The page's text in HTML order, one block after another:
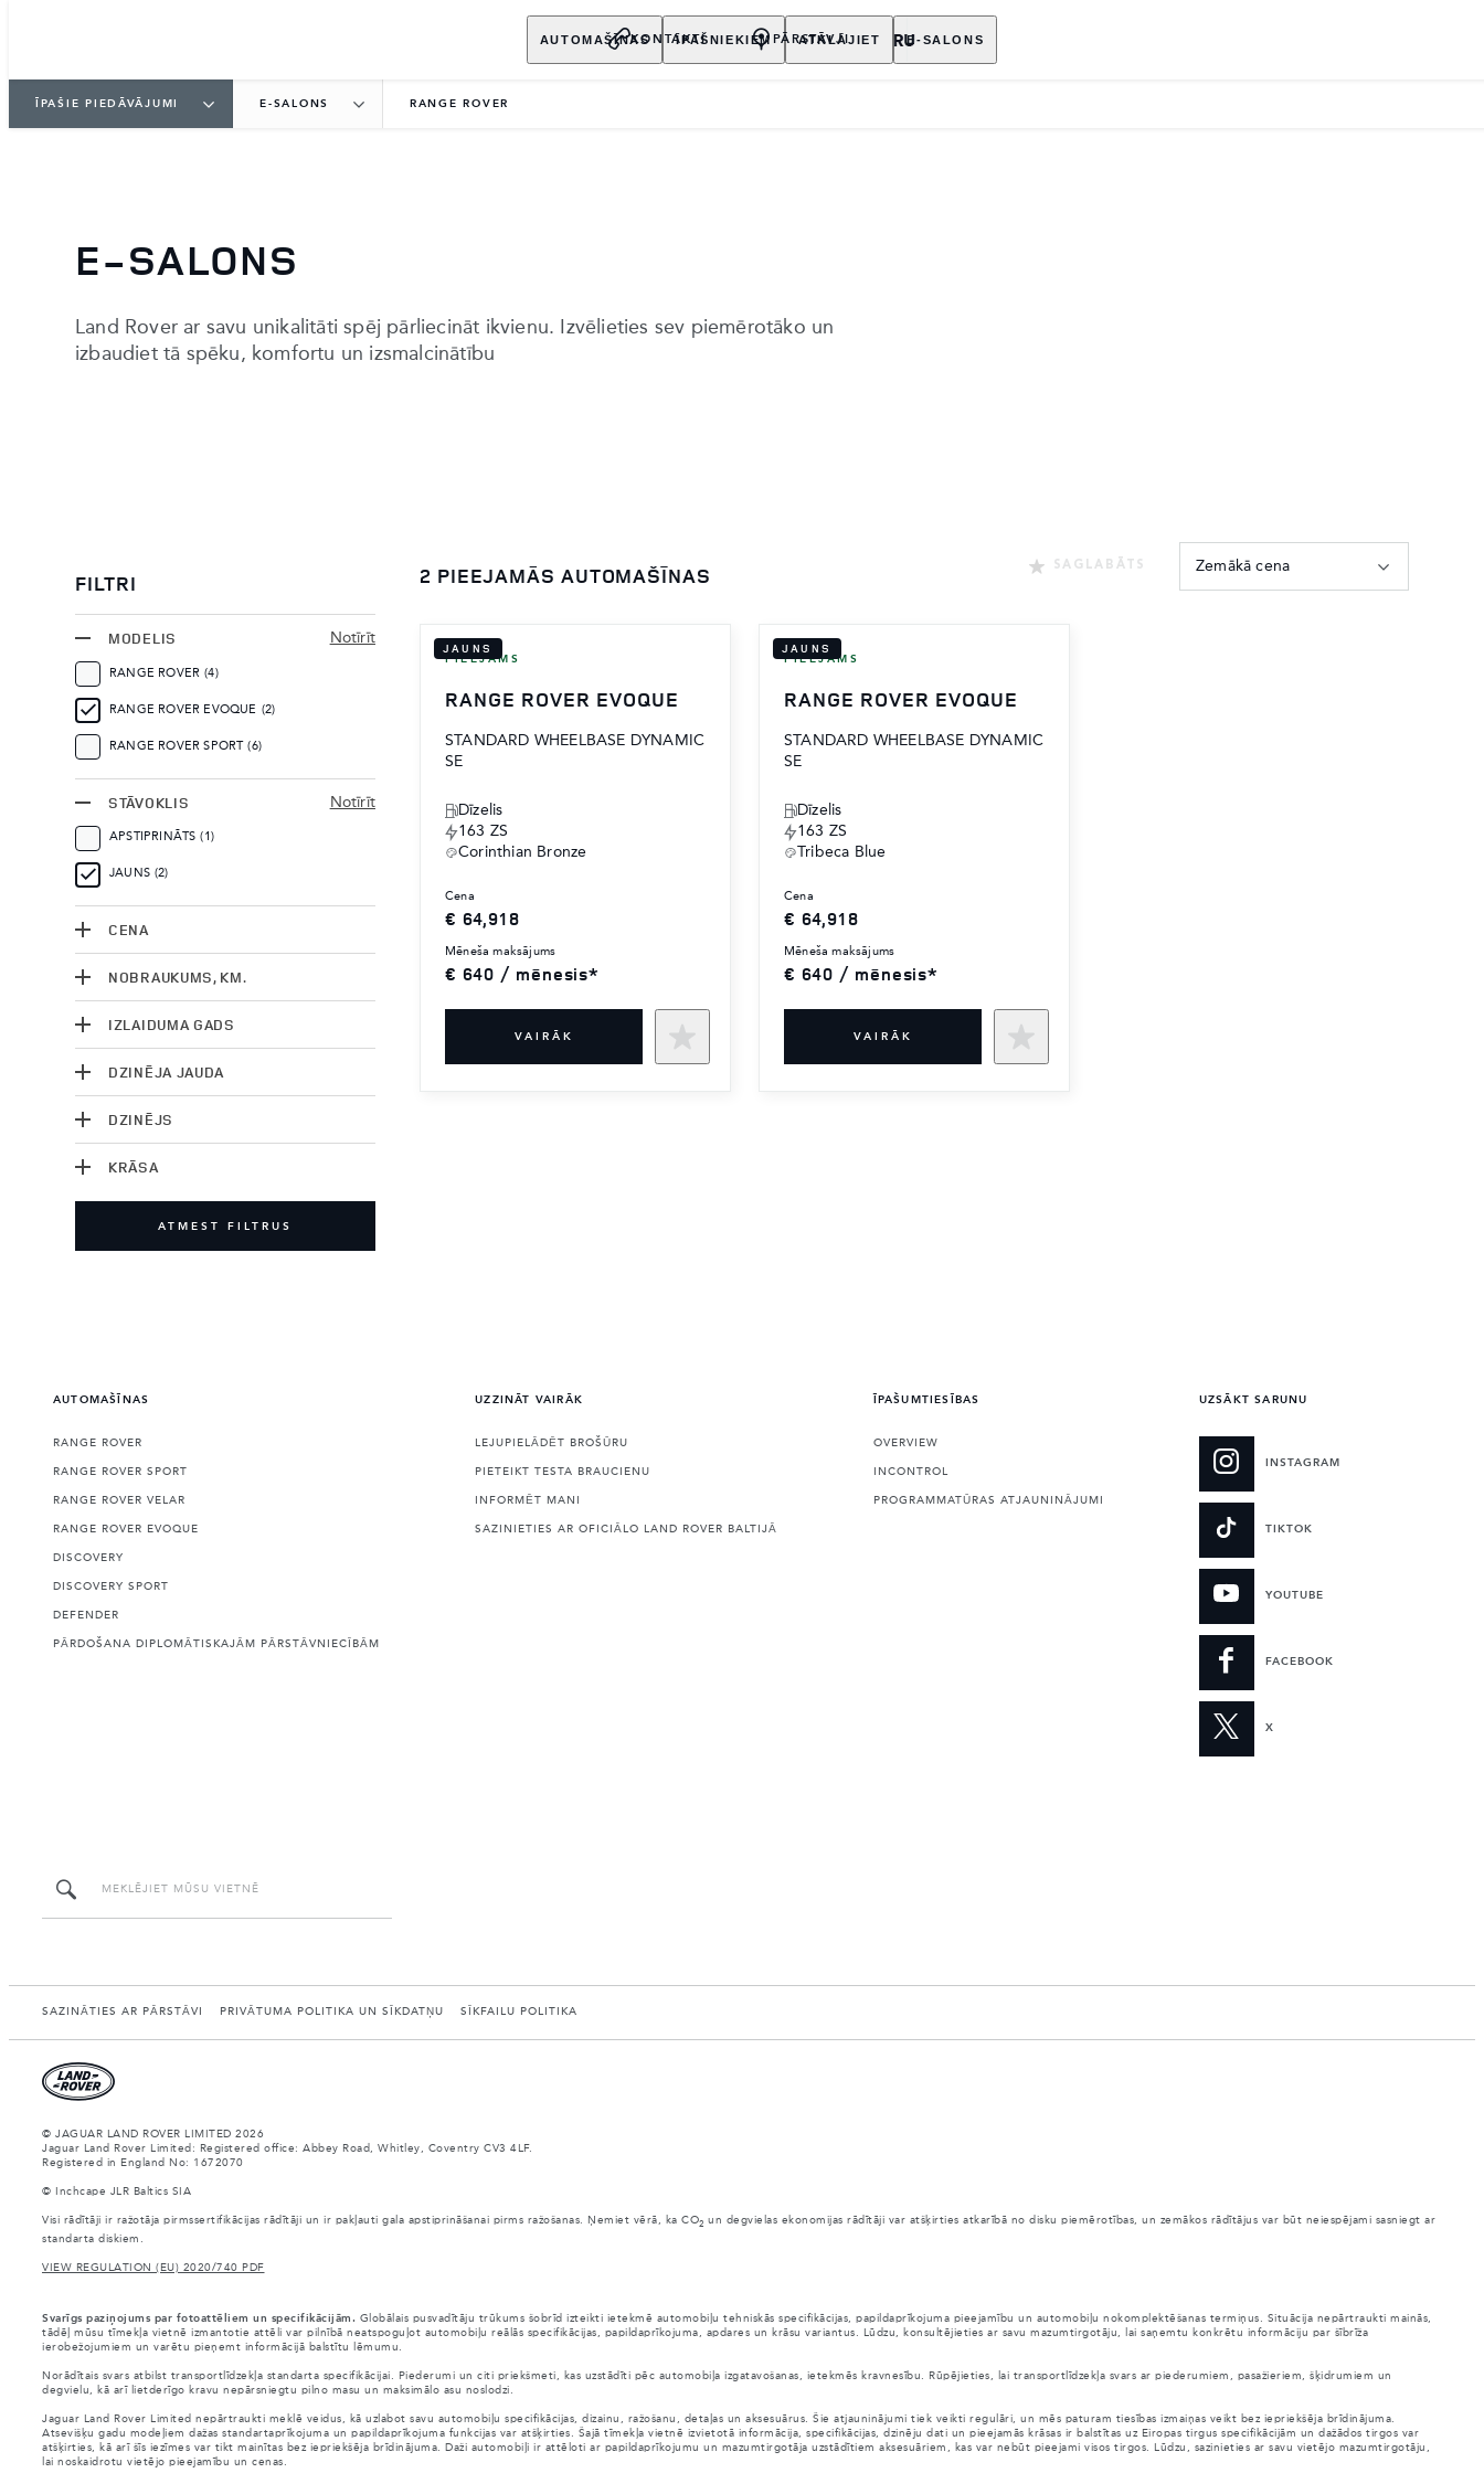
AUTOMAŠĪNAS ĪPAŠNIEKIEM ATKLĀJIET E-SALONS
KONTAKTI PĀRSTĀVJI
ĪPAŠIE PIEDĀVĀJUMI E-SALONS RANGE ROVER
E-SALONS
Land Rover ar savu unikalitāti spēj pārliecināt ikvienu. Izvēlieties sev piemērotāko un
izbaudiet tā spēku, komfortu un izsmalcinātību
FILTRI
MODELIS Notīrīt
RANGE ROVER (4)
RANGE ROVER EVOQUE (2)
RANGE ROVER SPORT (6)
STĀVOKLIS Notīrīt
APSTIPRINĀTS (1)
JAUNS (2)
CENA
NOBRAUKUMS, KM.
IZLAIDUMA GADS
DZINĒJA JAUDA
DZINĒJS
KRĀSA
ATMEST FILTRUS
2 PIEEJAMĀS AUTOMAŠĪNAS SAGLABĀTS Zemākā cena
JAUNS
PIEEJAMS
RANGE ROVER EVOQUE
STANDARD WHEELBASE DYNAMIC
SE
Dīzelis
163 ZS
Corinthian Bronze
cena
€ 64,918
mēneša maksājums
€ 640 / mēnesis*
VAIRĀK
JAUNS
PIEEJAMS
RANGE ROVER EVOQUE
STANDARD WHEELBASE DYNAMIC
SE
Dīzelis
163 ZS
Tribeca Blue
cena
€ 64,918
mēneša maksājums
€ 640 / mēnesis*
VAIRĀK
AUTOMAŠĪNAS
RANGE ROVER
RANGE ROVER SPORT
RANGE ROVER VELAR
RANGE ROVER EVOQUE
DISCOVERY
DISCOVERY SPORT
DEFENDER
PĀRDOŠANA DIPLOMĀTISKAJĀM PĀRSTĀVNIECĪBĀM
UZZINĀT VAIRĀK
LEJUPIELĀDĒT BROŠŪRU
PIETEIKT TESTA BRAUCIENU
INFORMĒT MANI
SAZINIETIES AR OFICIĀLO LAND ROVER BALTIJĀ
ĪPAŠUMTIESĪBAS
OVERVIEW
INCONTROL
PROGRAMMATŪRAS ATJAUNINĀJUMI
UZSĀKT SARUNU
INSTAGRAM
TIKTOK
YOUTUBE
FACEBOOK
X
SAZINĀTIES AR PĀRSTĀVI PRIVĀTUMA POLITIKA UN SĪKDATŅU SĪKFAILU POLITIKA
© JAGUAR LAND ROVER LIMITED 2026
Jaguar Land Rover Limited: Registered office: Abbey Road, Whitley, Coventry CV3 4LF.
Registered in England No: 1672070
© Inchcape JLR Baltics SIA
Visi rādītāji ir ražotāja pirmssertifikācijas rādītāji un ir pakļauti gala apstiprināšanai pirms ražošanas. Ņemiet vērā, ka CO2 un degvielas ekonomijas rādītāji var atšķirties atkarībā no disku piemērotības, un zemākos rādītājus var būt neiespējami sasniegt ar
standarta diskiem.
VIEW REGULATION (EU) 2020/740 PDF
Svarīgs paziņojums par fotoattēliem un specifikācijām. Globālais pusvadītāju trūkums šobrīd izteikti ietekmē automobiļu tehniskās specifikācijas, papildaprīkojuma pieejamību un automobiļu nokomplektēšanas termiņus. Situācija nepārtraukti mainās,
tādēļ mūsu tīmekļa vietnē izmantotie attēli var pilnībā neatspoguļot automobiļu reālās specifikācijas, papildaprīkojuma, apdares un krāsu variantus. Lūdzu, konsultējieties ar savu mazumtirgotāju, lai saņemtu konkrētu informāciju par šībrīža
ierobežojumiem un varētu pieņemt informācijā balstītu lēmumu.
Norādītais svars atbilst transportlīdzekļa standarta specifikācijai. Piederumi un citi priekšmeti, kas uzstādīti pēc automobiļa izgatavošanas, ietekmēs kravnesību. Rūpējieties, lai transportlīdzekļa svars ar piederumiem, pasažieriem, šķidrumiem un
degvielu, kā arī lietderīgo kravu nepārsniegtu pilno masu un maksimālo asu noslodzi.
Jaguar Land Rover Limited nepārtraukti meklē veidus, kā uzlabot savu automobiļu specifikācijas, dizainu, ražošanu, detaļas un aksesuārus. Šie atjauninājumi tiek veikti regulāri, un mēs paturam tiesības izmaiņas veikt bez iepriekšēja brīdinājuma.
Atsevišķu gadu modeļiem dažas standartaprīkojuma un papildaprīkojuma funkcijas var atšķirties. Šajā tīmekļa vietnē izvietotā informācija, specifikācijas, dzinēju dati un pieejamās krāsas ir balstītas uz Eiropas tirgus specifikācijām un dažādos tirgos var
atšķirties, kā arī šīs iezīmes var tikt mainītas bez iepriekšēja brīdinājuma. Daži automobiļi ir attēloti ar papildaprīkojumu un mazumtirgotāja uzstādītiem aksesuāriem, kas var nebūt pieejami visos tirgos. Lūdzu, sazinieties ar savu vietējo mazumtirgotāju,
lai noskaidrotu vietējo pieejamību un cenas.